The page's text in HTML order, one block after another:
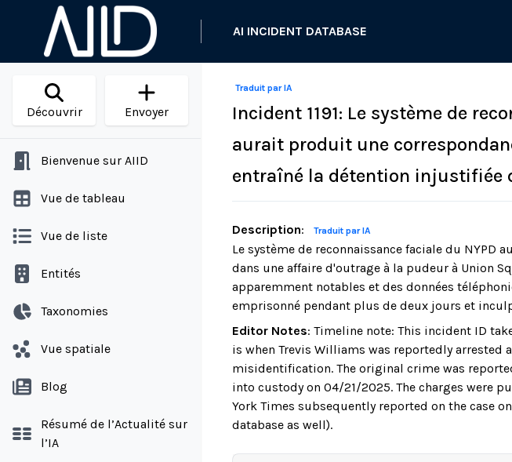
AI INCIDENT DATABASE
Découvrir Envoyer
Bienvenue sur AIID
Vue de tableau
Vue de liste
Entités
Taxonomies
Vue spatiale
Blog
Résumé de l’Actualité sur
l’IA
Traduit par IA
Incident 1191: Le système de
aurait produit une
entraîné la détention injustifiée
Description: Traduit par IA
Le système de reconnaissance faciale du
dans une affaire d'outrage à la pudeur à Union
apparemment notables et des données
emprisonné pendant plus de deux jours et
Editor Notes: Timeline note: This incident ID
is when Trevis Williams was reportedly
misidentification. The original crime was
into custody on 04/21/2025. The charges were
York Times subsequently reported on the case
database as well).